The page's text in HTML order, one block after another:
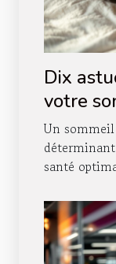
Dix
votre
votre
Un
santé